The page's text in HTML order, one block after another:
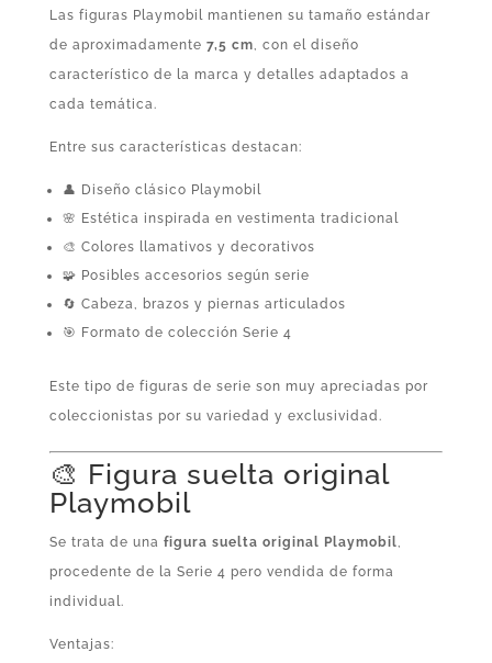
Las figuras Playmobil mantienen su tamaño estándar
de aproximadamente 7,5 cm , con el diseño
característico de la marca y detalles adaptados a
cada temática.
Entre sus características destacan:
👤 Diseño clásico Playmobil
🌸 Estética inspirada en vestimenta tradicional
🎨 Colores llamativos y decorativos
🧩 Posibles accesorios según serie
🔄 Cabeza, brazos y piernas articulados
🎯 Formato de colección Serie 4
Este tipo de figuras de serie son muy apreciadas por
coleccionistas por su variedad y exclusividad.
🎨 Figura suelta original
Playmobil
Se trata de una figura suelta original Playmobil
procedente de la Serie 4 pero vendida de forma
individual.
Ventajas: